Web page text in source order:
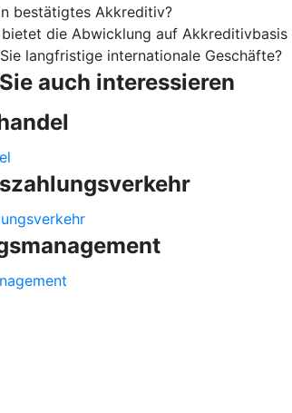
bestätigtes Akkreditiv?
die Abwicklung auf Akkreditivbasis
langfristige internationale Geschäfte?
auch interessieren